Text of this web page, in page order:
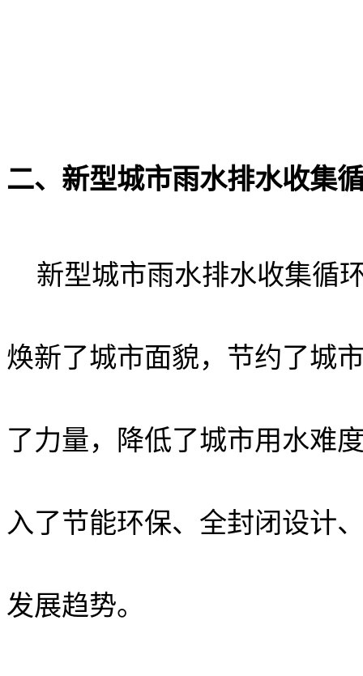
二、新型城市雨水排水收集
新型城市雨水排水收集循
焕新了城市面貌，节约了城
了力量，降低了城市用水难
入了节能环保、全封闭设计
发展趋势。